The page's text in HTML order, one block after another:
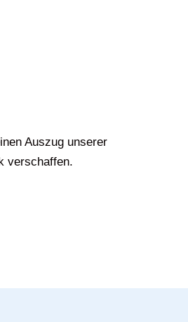
Auszug unserer
verschaffen.